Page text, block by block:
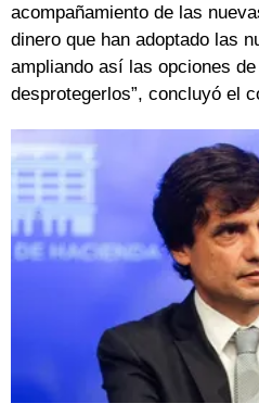
acompañamiento de las
dinero que han adoptado las
ampliando así las opciones
desprotegerlos”, concluyó el